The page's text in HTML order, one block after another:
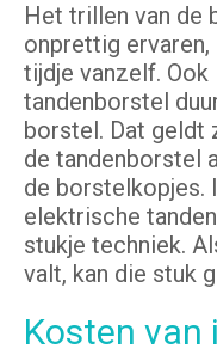
Het trillen van de
onprettig ervaren,
tijdje vanzelf.
tandenborstel
borstel. Dat geldt
de tandenborstel
de borstelkopjes.
elektrische
stukje techniek.
valt, kan die stuk
Kosten